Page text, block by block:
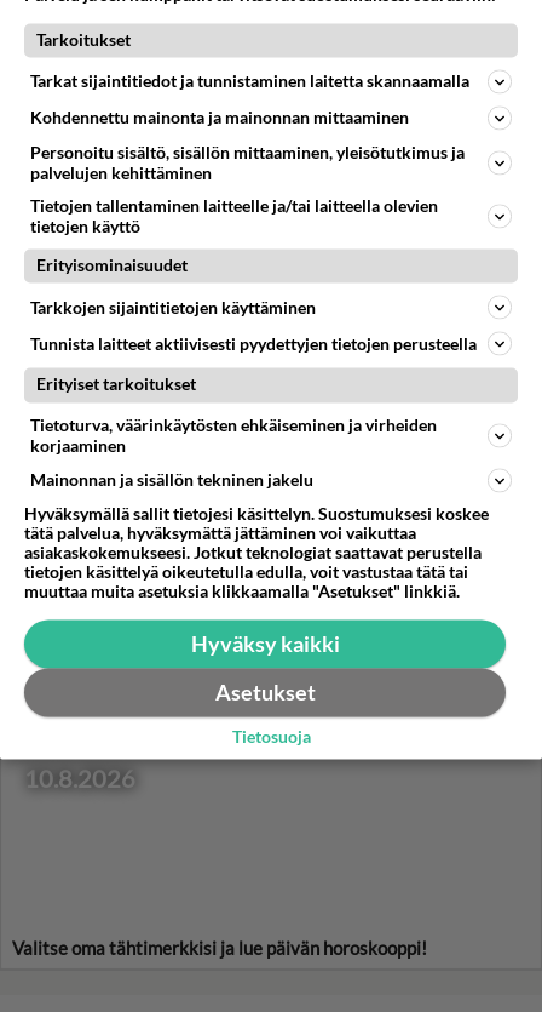
RESEPTIT
Soijapohjainen teriyaki-
kastike sopii hyvin kalan ja
Makaronilaatikko on aina
listojen kärjessä suomalaisten
suosikkiruoista. Tällä helpolla
ohjeella onnistuu vasta-
alkajakin!
Espanjasta lähtöisin olevat
churrot maistuvat
sellaisenaan tai
suklaakastikkeeseen
Täytetyt paprikat on helppo
arkiruoka.
Teeleipä on monen eka
itsetehty leivonnainen.
Sallittu herkku myös
aikuisille!
HOROSKOOPPI
10.8.2026
Valitse oma tähtimerkkisi ja lue päivän horoskooppi!
Tarkoitukset
Tarkat sijaintitiedot ja tunnistaminen laitetta skannaamalla
Kohdennettu mainonta ja mainonnan mittaaminen
Personoitu sisältö, sisällön mittaaminen, yleisötutkimus ja
palvelujen kehittäminen
Tietojen tallentaminen laitteelle ja/tai laitteella olevien
tietojen käyttö
Erityisominaisuudet
Tarkkojen sijaintitietojen käyttäminen
Tunnista laitteet aktiivisesti pyydettyjen tietojen perusteella
Erityiset tarkoitukset
Tietoturva, väärinkäytösten ehkäiseminen ja virheiden
korjaaminen
Mainonnan ja sisällön tekninen jakelu
Hyväksymällä sallit tietojesi käsittelyn. Suostumuksesi koskee
tätä palvelua, hyväksymättä jättäminen voi vaikuttaa
asiakaskokemukseesi. Jotkut teknologiat saattavat perustella
tietojen käsittelyä oikeutetulla edulla, voit vastustaa tätä tai
muuttaa muita asetuksia klikkaamalla "Asetukset" linkkiä.
Hyväksy kaikki
Asetukset
Tietosuoja